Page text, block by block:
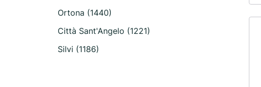
Ortona (1440)
Città Sant'Angelo (1221)
Silvi (1186)